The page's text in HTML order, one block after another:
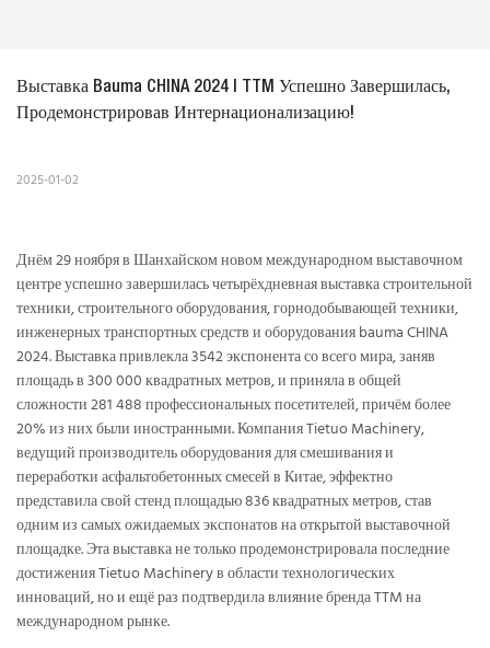
Выставка Bauma CHINA 2024 | TTM Успешно Завершилась,
Продемонстрировав Интернационализацию!
2025-01-02
Днём 29 ноября в Шанхайском новом международном выставочном
центре успешно завершилась четырёхдневная выставка строительной
техники, строительного оборудования, горнодобывающей техники,
инженерных транспортных средств и оборудования bauma CHINA
2024. Выставка привлекла 3542 экспонента со всего мира, заняв
площадь в 300 000 квадратных метров, и приняла в общей
сложности 281 488 профессиональных посетителей, причём более
20% из них были иностранными. Компания Tietuo Machinery,
ведущий производитель оборудования для смешивания и
переработки асфальтобетонных смесей в Китае, эффектно
представила свой стенд площадью 836 квадратных метров, став
одним из самых ожидаемых экспонатов на открытой выставочной
площадке. Эта выставка не только продемонстрировала последние
достижения Tietuo Machinery в области технологических
инноваций, но и ещё раз подтвердила влияние бренда TTM на
международном рынке.